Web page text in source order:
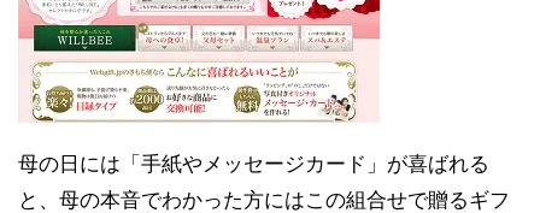
母の日には「手紙やメッセージカード」が喜ばれる
と、母の本音でわかった方にはこの組合せで贈るギフ